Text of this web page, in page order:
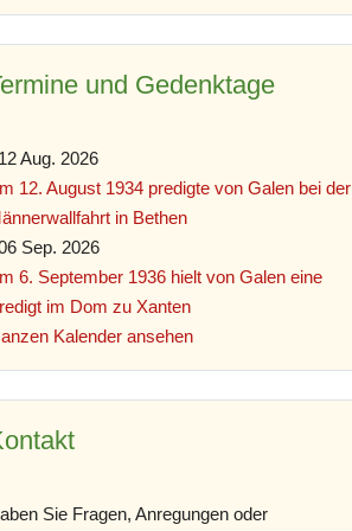
und Gedenktage
12 Aug. 2026
12. August 1934 predigte von Galen bei der
in Bethen
Sep. 2026
6. September 1936 hielt von Galen eine
im Dom zu Xanten
Kalender ansehen
Sie Fragen, Anregungen oder